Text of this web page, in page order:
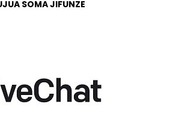
SOMA JIFUNZE